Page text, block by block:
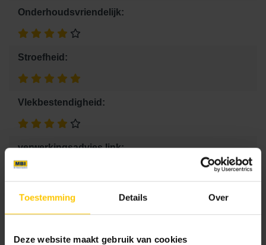
Toestemming Details Over
Deze website maakt gebruik van cookies
Onderhoudsvriendelijk:
Stroefheid:
Vlekbestendigheid:
verwerkingsadvies link:
Advies voor je tuin
Prijs Eenheid:
51.95
Kleurcode: